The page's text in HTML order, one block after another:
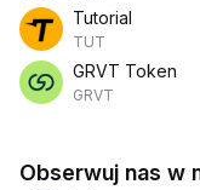
Tutorial
TUT
GRVT Token
GRVT
Obserwuj nas w